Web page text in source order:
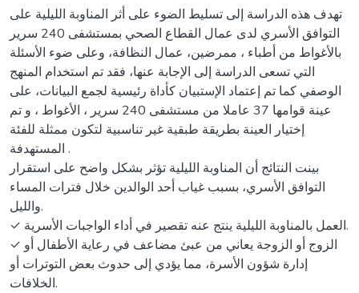
تهدف هذه الدراسة إلى تسليط الضوء على أثر المناوبة الليلية على
التوافق الأسري لدى عمال القطاع الصحي بمستشفى 240 سرير
بالأغواط من أطباء ، ممرضين، عمال النظافة، وعلى ضوء الأسئلة
التي تسعى الدراسة إلى الإجابة عنها، فقد تم استخدام المنهج
الوصفي كما تم إعتماد الإستبيان كأداة رئيسية لجمع البيانات، على
عينة قوامها 37 عاملا من مستشفى 240 سرير ، الأغواط ، و تم
إختيار العينة بطريقة طبقية غير تناسبية لتكون ممثلة للفئة
المستهدفة .
بينت النتائج أن المناوبة الليلية تؤثر بشكل واضح على استقرار
التوافق الأسري، بسبب غياب أحد الوالدين خلال فترات المساء
والليل.
✓ العمل بالمناوبة الليلية ينتج عنه تقصير في أداء الواجبات الأسرية.
✓ الزوج أو الزوجة يعاني من عبئ مضاعف في رعاية الأطفال أو
إدارة شؤون الأسرة، مما يؤدي إلى حدوث بعض التوترات أو
الخلافات.